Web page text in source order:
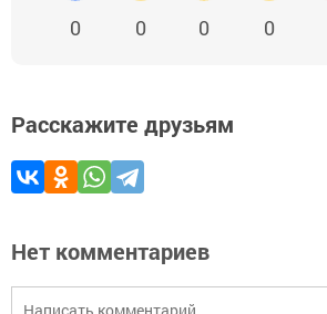
0 0 0 0
Расскажите друзьям
Нет комментариев